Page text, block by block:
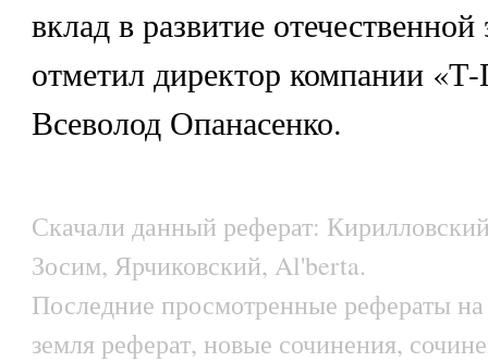
вклад в развитие
отметил директор компании
Всеволод Опанасенко.
Скачали данный реферат:
Зосим, Ярчиковский, Al'berta.
Последние просмотренные рефераты на
земля реферат, новые сочинения,